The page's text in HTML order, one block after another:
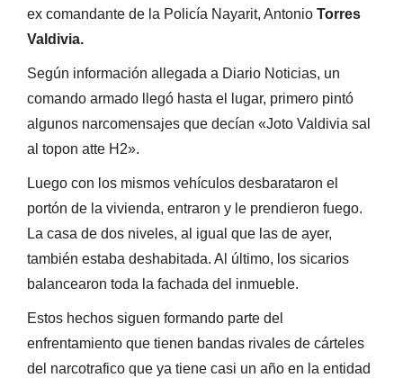
ex comandante de la Policía Nayarit, Antonio Torres
Valdivia.
Según información allegada a Diario Noticias, un
comando armado llegó hasta el lugar, primero pintó
algunos narcomensajes que decían «Joto Valdivia sal
al topon atte H2».
Luego con los mismos vehículos desbarataron el
portón de la vivienda, entraron y le prendieron fuego.
La casa de dos niveles, al igual que las de ayer,
también estaba deshabitada. Al último, los sicarios
balancearon toda la fachada del inmueble.
Estos hechos siguen formando parte del
enfrentamiento que tienen bandas rivales de cárteles
del narcotrafico que ya tiene casi un año en la entidad